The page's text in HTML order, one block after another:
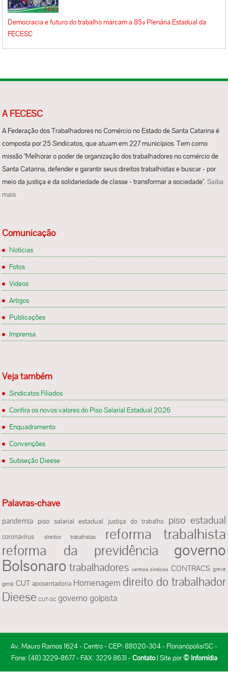
Democracia e futuro do trabalho marcam a 85ª Plenária Estadual da
FECESC
A FECESC
A Federação dos Trabalhadores no Comércio no Estado de Santa Catarina é
composta por 25 Sindicatos, que atuam em 227 municípios. Tem como
missão "Melhorar o poder de organização dos trabalhadores no comércio de
Santa Catarina, defender e garantir seus direitos trabalhistas e buscar - por
meio da justiça e da solidariedade de classe - transformar a sociedade".Saiba
mais
Comunicação
Notícias
Fotos
Videos
Artigos
Publicações
Imprensa
Veja também
Sindicatos Filiados
Confira os novos valores do Piso Salarial Estadual 2026
Enquadramento
Convenções
Subseção Dieese
Palavras-chave
pandemia piso salarial estadual justiça do trabalho piso estadual
coronavírus direitos trabalhistas reforma trabalhista
reforma da previdência governo
Bolsonaro trabalhadores centrais sindicais CONTRACS greve
geral CUT aposentadoria Homenagem direito do trabalhador
Dieese CUT-SC governo golpista
Av. Mauro Ramos 1624 - Centro - CEP: 88020-304 - Florianópolis/SC -
Fone: (48) 3229-8677 - FAX: 3229 8631 -Contato| Site por© Infomídia